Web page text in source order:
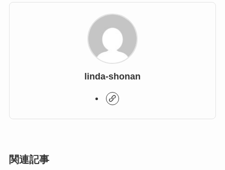
linda-shonan
関連記事